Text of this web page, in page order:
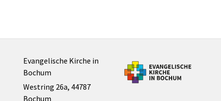
Evangelische Kirche in
Bochum
Westring 26a, 44787
Bochum